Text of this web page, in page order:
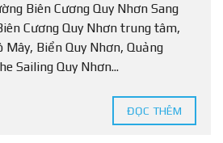
Biên Cương Quy Nhơn Sang
Cương Quy Nhơn trung tâm,
Biển Quy Nhơn, Quảng
Sailing Quy Nhơn...
ĐỌC THÊM